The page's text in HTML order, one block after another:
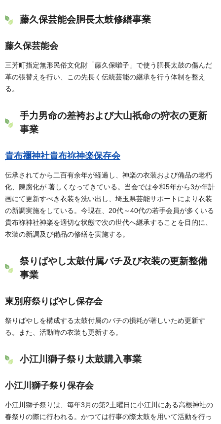
藤久保芸能会胴長太鼓修繕事業
藤久保芸能会
三芳町指定無形民俗文化財「藤久保囃子」で使う胴長太鼓の傷んだ
革の張替えを行い、この先長く伝統芸能の継承を行う体制を整え
る。
手力男命の差袴および大山祇命の狩衣の更新
事業
貴布禰神社貴布祢神楽保存会
伝承されてから二百有余年が経過し、神楽の衣装および備品の老朽
化、陳腐化が 著しくなってきている。当会では令和5年から3か年計
画にて更新すべき衣装を洗い出し、埼玉県芸能サポートにより衣装
の新調実施をしている。今現在、20代～40代の若手会員が多くいる
貴布祢神社神楽を適切な状態で次の世代へ継承することを目的に、
衣装の新調及び備品の修繕を実施する。
祭りばやし太鼓付属バチ及び衣装の更新整備
事業
東別府祭りばやし保存会
祭りばやしを構成する太鼓付属のバチの損耗が著しいため更新す
る。また、活動時の衣装も更新する。
小江川獅子祭り太鼓購入事業
小江川獅子祭り保存会
小江川獅子祭りは、毎年3月の第2土曜日に小江川にある高根神社の
春祭りの際に行われる。かつては行事の際太鼓を用いて活動を行っ